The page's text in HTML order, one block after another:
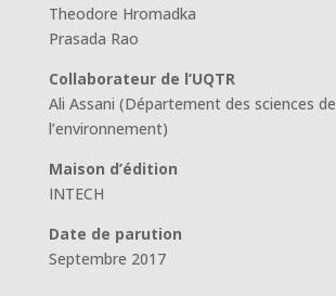
Theodore Hromadka
Prasada Rao
Collaborateur de l’UQTR
Ali Assani (Département des sciences de
l’environnement)
Maison d’édition
INTECH
Date de parution
Septembre 2017